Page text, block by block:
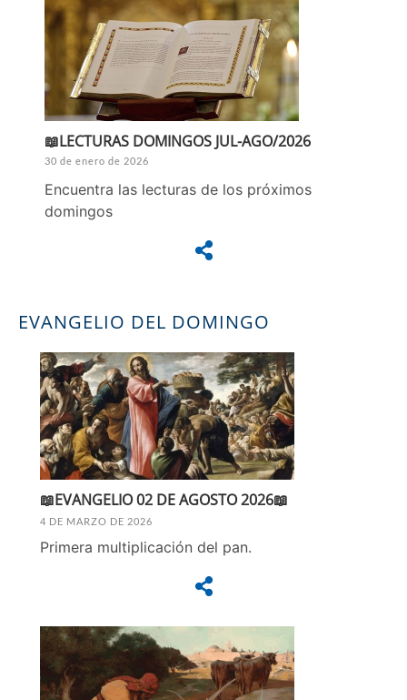
📖LECTURAS DOMINGOS JUL-AGO/2026
30 de enero de 2026
Encuentra las lecturas de los próximos
domingos
EVANGELIO DEL DOMINGO
📖EVANGELIO 02 DE AGOSTO 2026📖
4 DE MARZO DE 2026
Primera multiplicación del pan.